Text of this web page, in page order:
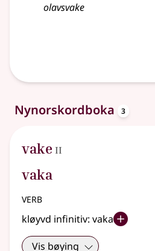
olavsvake
Nynorskordboka 3
vake 2
II
vaka
verb
kløyvd infinitiv: vaka
Vis bøying